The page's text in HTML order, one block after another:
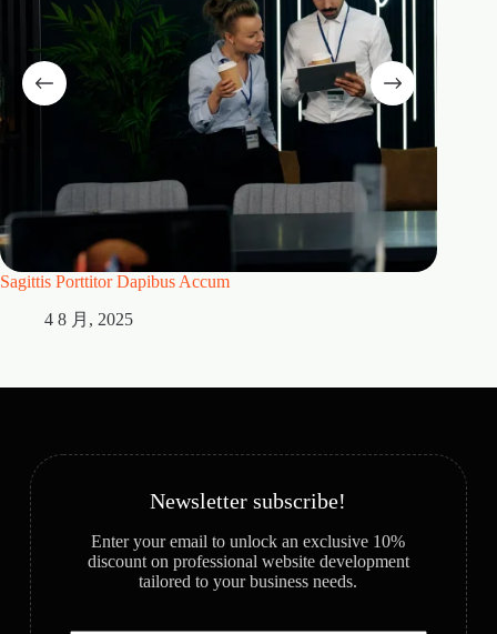
Sagittis Porttitor Dapibus Accum
4 8 月, 2025
Newsletter subscribe!
Enter your email to unlock an exclusive 10%
discount on professional website development
tailored to your business needs.